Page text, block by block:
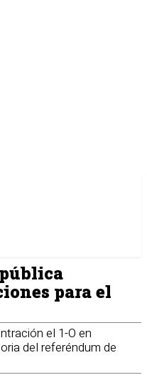
para el
el 1-O en
del referéndum de